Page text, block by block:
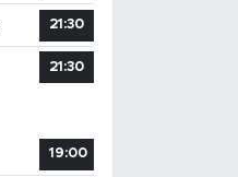
21:30
21:30
19:00